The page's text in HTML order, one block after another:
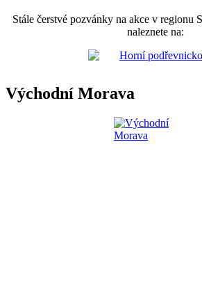
Stále čerstvé pozvánky na akce v regionu
naleznete na:
Východní Morava